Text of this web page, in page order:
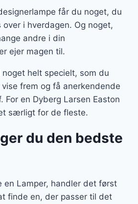
får du noget, du
i hverdagen. Og noget,
andre i din
ejer magen til.
helt specielt, som du
frem og få anerkendende
For en Dyberg Larsen Easton
særligt for de fleste.
du den bedste
en Lamper, handler det først
finde en, der passer til det